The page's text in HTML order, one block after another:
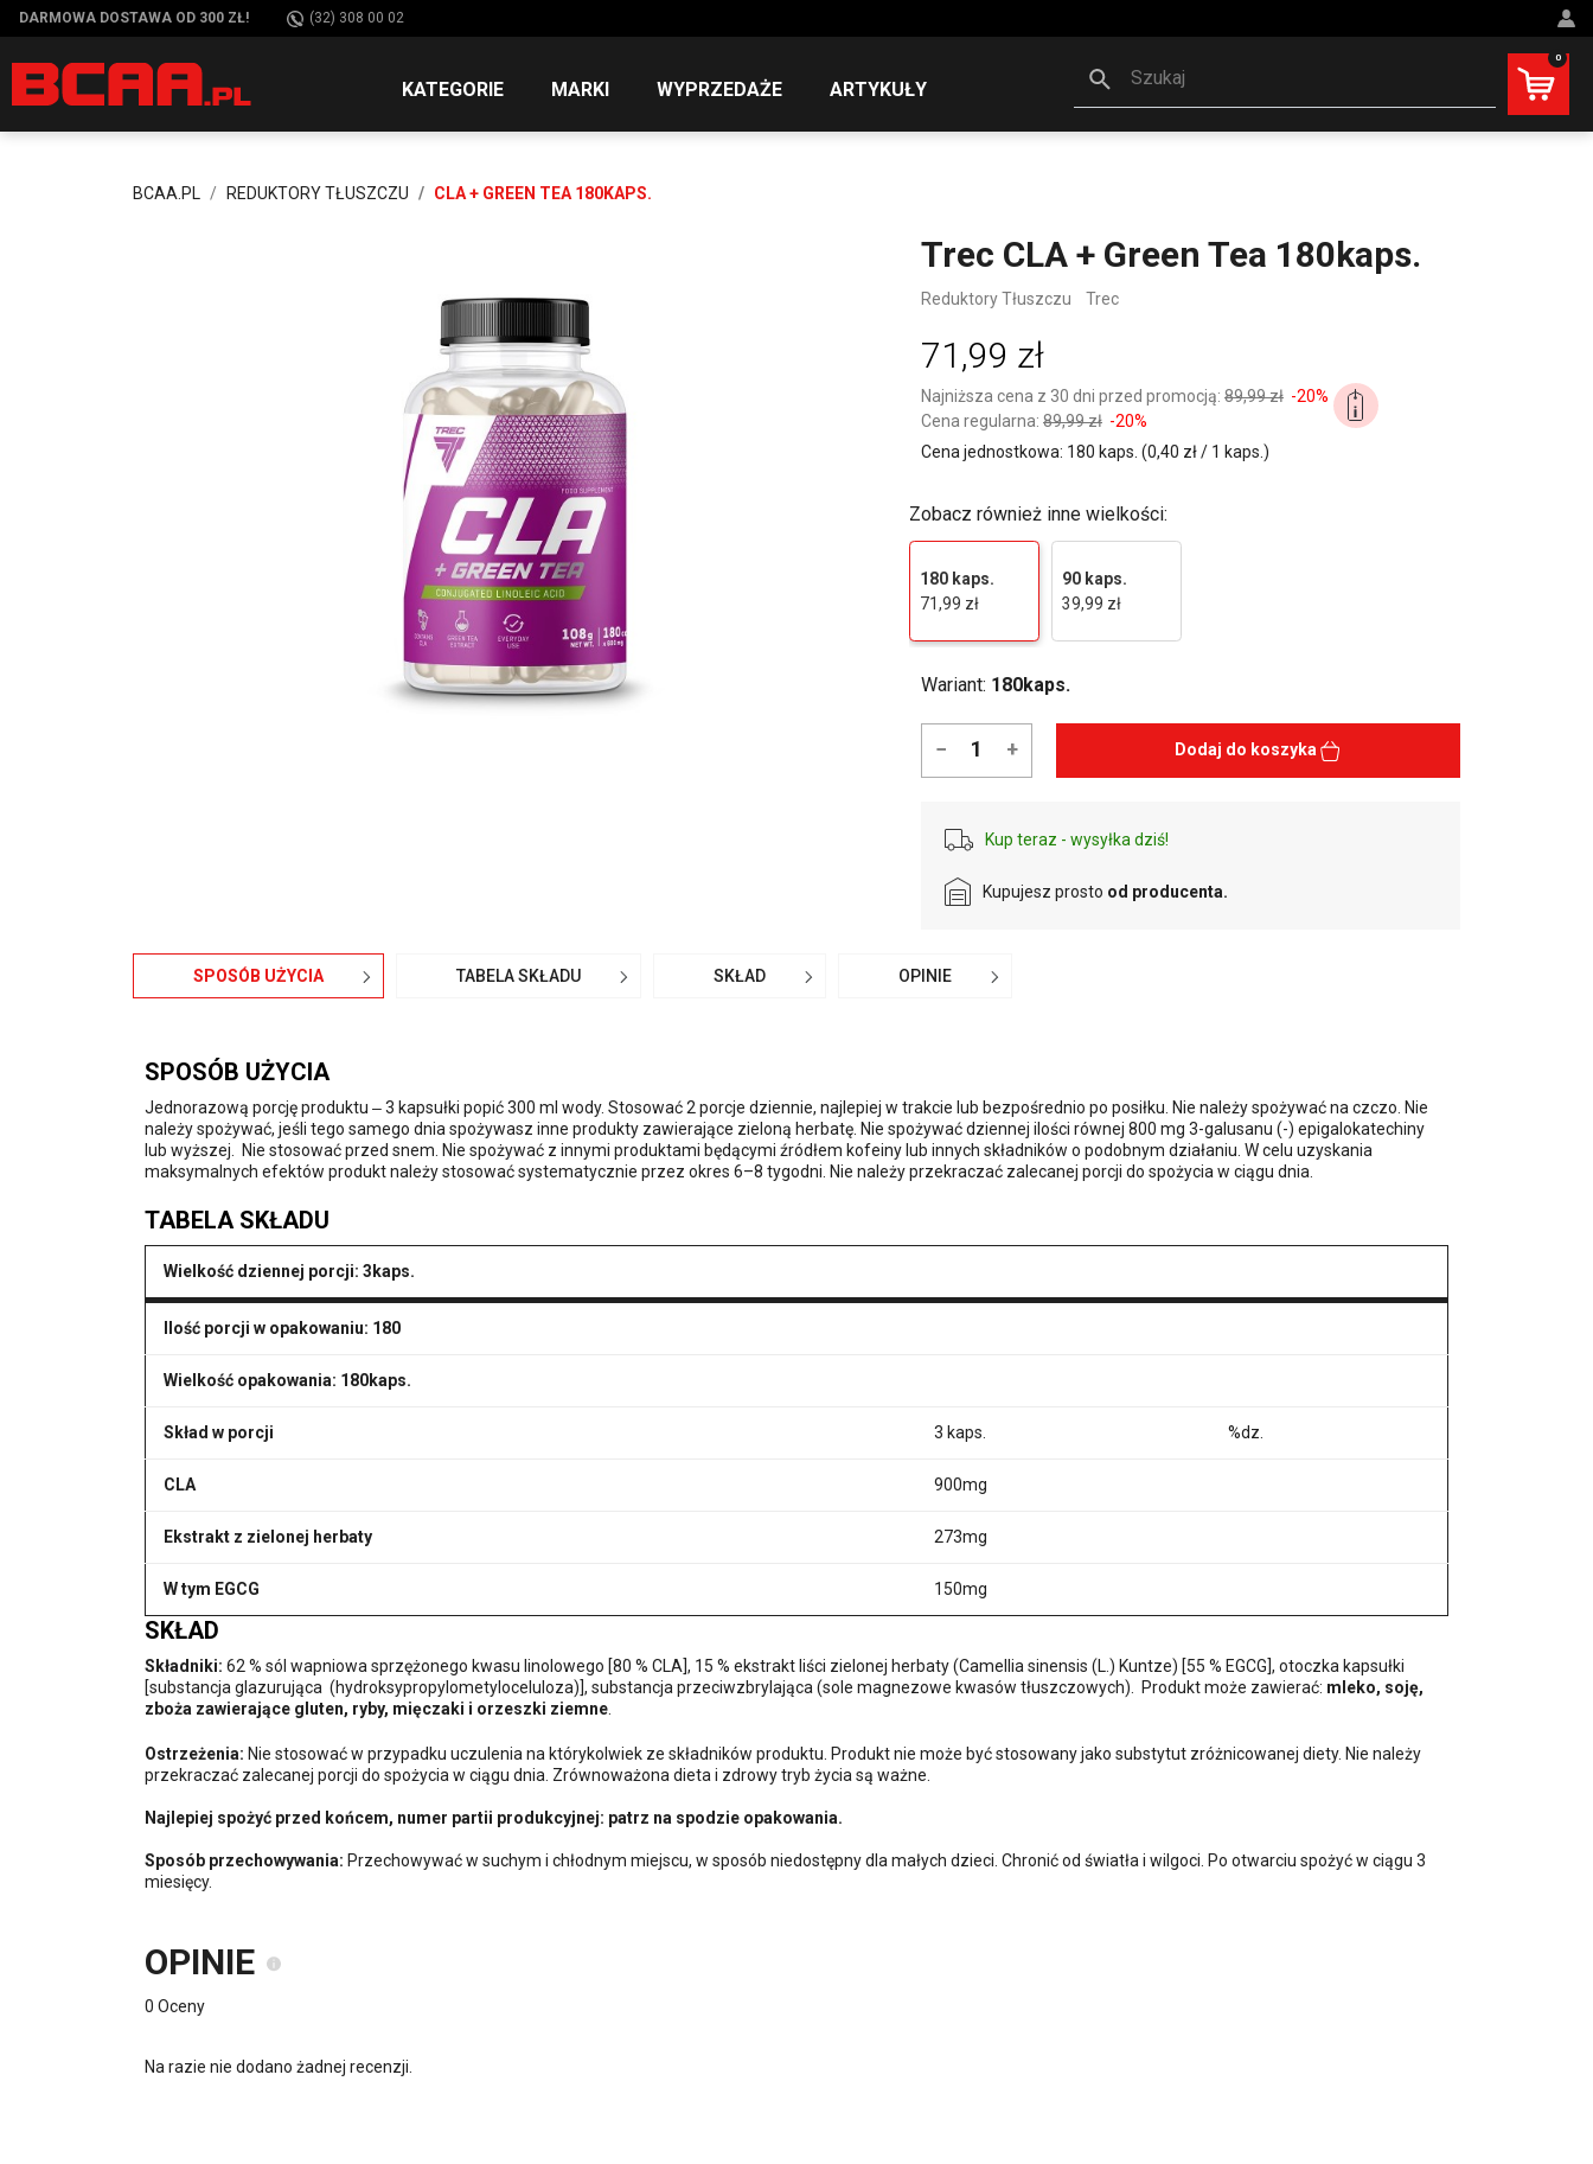
DARMOWA DOSTAWA OD 300 ZŁ! (32) 308 00 02
KATEGORIE MARKI WYPRZEDAŻE ARTYKUŁY
Szukaj
0
BCAA.PL REDUKTORY TŁUSZCZU CLA + GREEN TEA 180KAPS.
Trec CLA + Green Tea 180kaps.
Reduktory Tłuszczu Trec
71,99 zł
Najniższa cena z 30 dni przed promocją: 89,99 zł -20%
Cena regularna: 89,99 zł -20%
Cena jednostkowa: 180 kaps. (0,40 zł / 1 kaps.)
Zobacz również inne wielkości:
180 kaps.
71,99 zł
90 kaps.
39,99 zł
Wariant: 180kaps.
− + Dodaj do koszyka
Kup teraz - wysyłka dziś!
Kupujesz prosto od producenta.
SPOSÓB UŻYCIA TABELA SKŁADU SKŁAD OPINIE
SPOSÓB UŻYCIA
Jednorazową porcję produktu ‒ 3 kapsułki popić 300 ml wody. Stosować 2 porcje dziennie, najlepiej w trakcie lub bezpośrednio po posiłku. Nie należy spożywać na czczo. Nie
należy spożywać, jeśli tego samego dnia spożywasz inne produkty zawierające zieloną herbatę. Nie spożywać dziennej ilości równej 800 mg 3-galusanu (-) epigalokatechiny
lub wyższej. Nie stosować przed snem. Nie spożywać z innymi produktami będącymi źródłem kofeiny lub innych składników o podobnym działaniu. W celu uzyskania
maksymalnych efektów produkt należy stosować systematycznie przez okres 6–8 tygodni. Nie należy przekraczać zalecanej porcji do spożycia w ciągu dnia.
TABELA SKŁADU
Wielkość dziennej porcji: 3kaps.
Ilość porcji w opakowaniu: 180
Wielkość opakowania: 180kaps.
Skład w porcji 3 kaps. %dz.
CLA 900mg
Ekstrakt z zielonej herbaty 273mg
W tym EGCG 150mg
SKŁAD
Składniki: 62 % sól wapniowa sprzężonego kwasu linolowego [80 % CLA], 15 % ekstrakt liści zielonej herbaty (Camellia sinensis (L.) Kuntze) [55 % EGCG], otoczka kapsułki
[substancja glazurująca (hydroksypropylometyloceluloza)], substancja przeciwzbrylająca (sole magnezowe kwasów tłuszczowych). Produkt może zawierać: mleko, soję,
zboża zawierające gluten, ryby, mięczaki i orzeszki ziemne
Ostrzeżenia: Nie stosować w przypadku uczulenia na którykolwiek ze składników produktu. Produkt nie może być stosowany jako substytut zróżnicowanej diety. Nie należy
przekraczać zalecanej porcji do spożycia w ciągu dnia. Zrównoważona dieta i zdrowy tryb życia są ważne.
Najlepiej spożyć przed końcem, numer partii produkcyjnej: patrz na spodzie opakowania.
Sposób przechowywania: Przechowywać w suchym i chłodnym miejscu, w sposób niedostępny dla małych dzieci. Chronić od światła i wilgoci. Po otwarciu spożyć w ciągu 3
miesięcy.
OPINIE
0 Oceny
Na razie nie dodano żadnej recenzji.